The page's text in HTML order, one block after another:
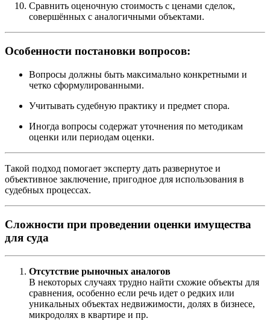
Сравнить оценочную стоимость с ценами сделок,
совершённых с аналогичными объектами.
Особенности постановки вопросов:
Вопросы должны быть максимально конкретными и
четко сформулированными.
Учитывать судебную практику и предмет спора.
Иногда вопросы содержат уточнения по методикам
оценки или периодам оценки.
Такой подход помогает эксперту дать развернутое и
объективное заключение, пригодное для использования в
судебных процессах.
Сложности при проведении оценки имущества
для суда
Отсутствие рыночных аналогов
В некоторых случаях трудно найти схожие объекты для
сравнения, особенно если речь идет о редких или
уникальных объектах недвижимости, долях в бизнесе,
микродолях в квартире и пр.